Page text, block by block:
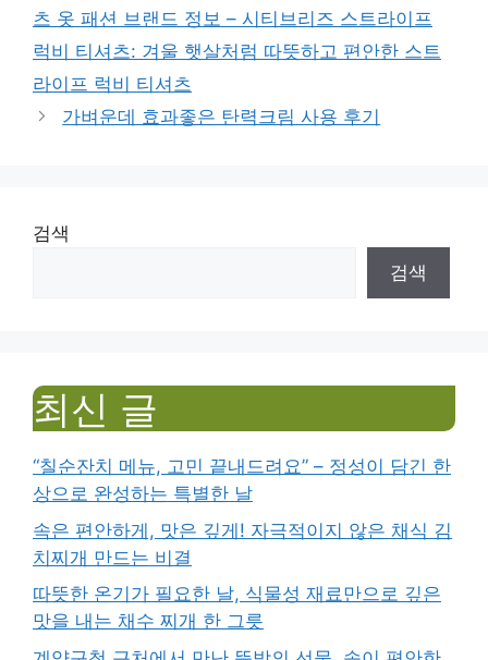
츠 옷 패션 브랜드 정보 – 시티브리즈 스트라이프
럭비 티셔츠: 겨울 햇살처럼 따뜻하고 편안한 스트
라이프 럭비 티셔츠
가벼운데 효과좋은 탄력크림 사용 후기
검색
검색
최신 글
“칠순잔치 메뉴, 고민 끝내드려요” – 정성이 담긴 한
상으로 완성하는 특별한 날
속은 편안하게, 맛은 깊게! 자극적이지 않은 채식 김
치찌개 만드는 비결
따뜻한 온기가 필요한 날, 식물성 재료만으로 깊은
맛을 내는 채수 찌개 한 그릇